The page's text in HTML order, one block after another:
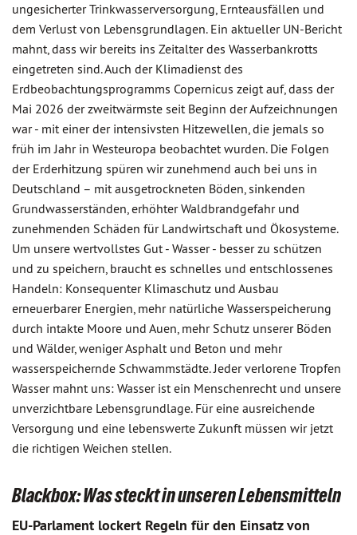
ungesicherter Trinkwasserversorgung, Ernteausfällen und
dem Verlust von Lebensgrundlagen. Ein aktueller UN-Bericht
mahnt, dass wir bereits ins Zeitalter des Wasserbankrotts
eingetreten sind. Auch der Klimadienst des
Erdbeobachtungsprogramms Copernicus zeigt auf, dass der
Mai 2026 der zweitwärmste seit Beginn der Aufzeichnungen
war - mit einer der intensivsten Hitzewellen, die jemals so
früh im Jahr in Westeuropa beobachtet wurden. Die Folgen
der Erderhitzung spüren wir zunehmend auch bei uns in
Deutschland – mit ausgetrockneten Böden, sinkenden
Grundwasserständen, erhöhter Waldbrandgefahr und
zunehmenden Schäden für Landwirtschaft und Ökosysteme.
Um unsere wertvollstes Gut - Wasser - besser zu schützen
und zu speichern, braucht es schnelles und entschlossenes
Handeln: Konsequenter Klimaschutz und Ausbau
erneuerbarer Energien, mehr natürliche Wasserspeicherung
durch intakte Moore und Auen, mehr Schutz unserer Böden
und Wälder, weniger Asphalt und Beton und mehr
wasserspeichernde Schwammstädte. Jeder verlorene Tropfen
Wasser mahnt uns: Wasser ist ein Menschenrecht und unsere
unverzichtbare Lebensgrundlage. Für eine ausreichende
Versorgung und eine lebenswerte Zukunft müssen wir jetzt
die richtigen Weichen stellen.
Blackbox: Was steckt in unseren Lebensmitteln
EU-Parlament lockert Regeln für den Einsatz von